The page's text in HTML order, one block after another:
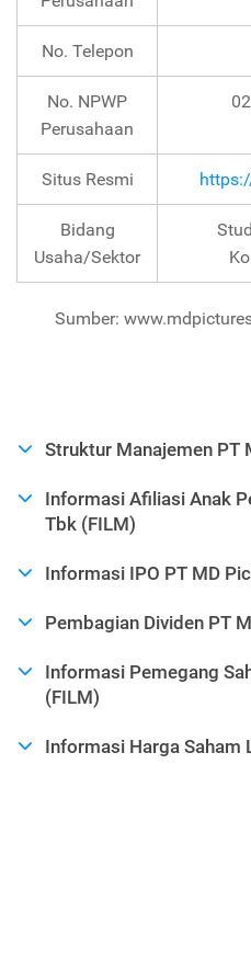
No. Telepon
No. NPWP
Perusahaan
Situs Resmi
Bidang
Usaha/Sektor
Sumber:
Struktur Manajemen PT
Informasi Afiliasi Anak
Tbk (FILM)
Informasi IPO PT MD
Pembagian Dividen PT
Informasi Pemegang
(FILM)
Informasi Harga Saham